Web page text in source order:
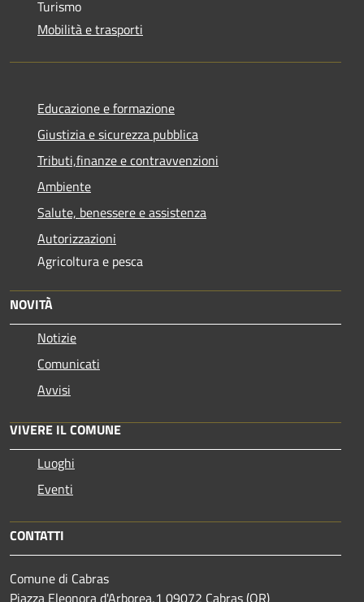
Turismo
Mobilità e trasporti
Educazione e formazione
Giustizia e sicurezza pubblica
Tributi,finanze e contravvenzioni
Ambiente
Salute, benessere e assistenza
Autorizzazioni
Agricoltura e pesca
NOVITÀ
Notizie
Comunicati
Avvisi
VIVERE IL COMUNE
Luoghi
Eventi
CONTATTI
Comune di Cabras
Piazza Eleonora d'Arborea,1 09072 Cabras (OR)